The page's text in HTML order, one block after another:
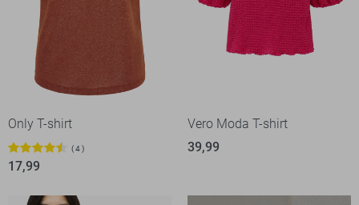
Only T-shirt
4
17,99
Vero Moda T-shirt
39,99